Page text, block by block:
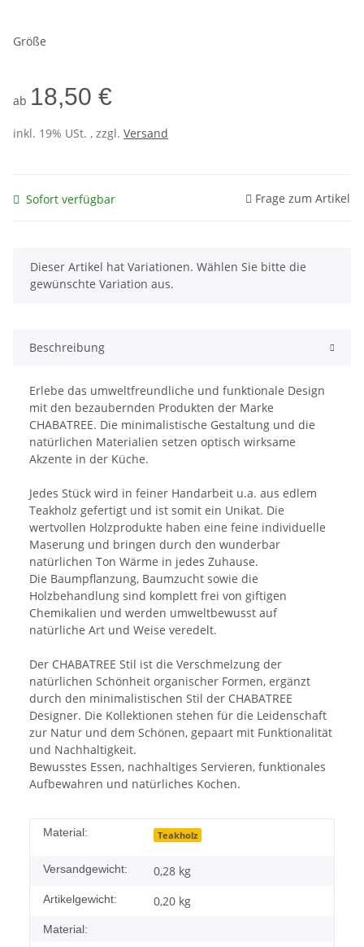
Größe
ab 18,50 €
inkl. 19% USt. , zzgl. Versand
Sofort verfügbar Frage zum Artikel
x
Dieser Artikel hat Variationen. Wählen Sie bitte die
gewünschte Variation aus.
Beschreibung
Erlebe das umweltfreundliche und funktionale Design
mit den bezaubernden Produkten der Marke
CHABATREE. Die minimalistische Gestaltung und die
natürlichen Materialien setzen optisch wirksame
Akzente in der Küche.
Jedes Stück wird in feiner Handarbeit u.a. aus edlem
Teakholz gefertigt und ist somit ein Unikat. Die
wertvollen Holzprodukte haben eine feine individuelle
Maserung und bringen durch den wunderbar
natürlichen Ton Wärme in jedes Zuhause.
Die Baumpflanzung, Baumzucht sowie die
Holzbehandlung sind komplett frei von giftigen
Chemikalien und werden umweltbewusst auf
natürliche Art und Weise veredelt.
Der CHABATREE Stil ist die Verschmelzung der
natürlichen Schönheit organischer Formen, ergänzt
durch den minimalistischen Stil der CHABATREE
Designer. Die Kollektionen stehen für die Leidenschaft
zur Natur und dem Schönen, gepaart mit Funktionalität
und Nachhaltigkeit.
Bewusstes Essen, nachhaltiges Servieren, funktionales
Aufbewahren und natürliches Kochen.
Material: Teakholz
Versandgewicht: 0,28 kg
Artikelgewicht: 0,20 kg
Material: